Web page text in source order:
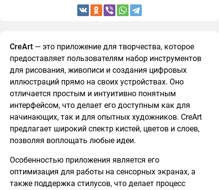
CreArt — это приложение для творчества, которое
предоставляет пользователям набор инструментов
для рисования, живописи и создания цифровых
иллюстраций прямо на своих устройствах. Оно
отличается простым и интуитивно понятным
интерфейсом, что делает его доступным как для
начинающих, так и для опытных художников. CreArt
предлагает широкий спектр кистей, цветов и слоев,
позволяя воплощать любые идеи.
Особенностью приложения является его
оптимизация для работы на сенсорных экранах, а
также поддержка стилусов, что делает процесс